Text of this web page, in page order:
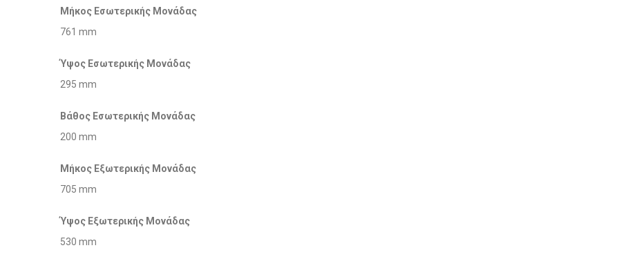
Μήκος Εσωτερικής Μονάδας
761 mm
Ύψος Εσωτερικής Μονάδας
295 mm
Βάθος Εσωτερικής Μονάδας
200 mm
Μήκος Εξωτερικής Μονάδας
705 mm
Ύψος Εξωτερικής Μονάδας
530 mm